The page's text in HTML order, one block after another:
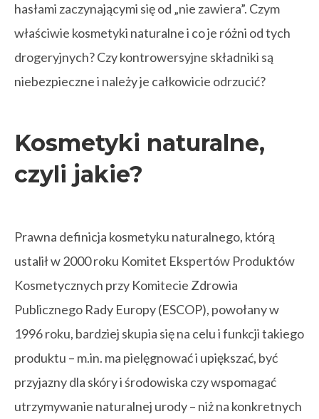
hasłami zaczynającymi się od „nie zawiera”. Czym
właściwie kosmetyki naturalne i co je różni od tych
drogeryjnych? Czy kontrowersyjne składniki są
niebezpieczne i należy je całkowicie odrzucić?
Kosmetyki naturalne,
czyli jakie?
Prawna definicja kosmetyku naturalnego, którą
ustalił w 2000 roku Komitet Ekspertów Produktów
Kosmetycznych przy Komitecie Zdrowia
Publicznego Rady Europy (ESCOP), powołany w
1996 roku, bardziej skupia się na celu i funkcji takiego
produktu – m.in. ma pielęgnować i upiększać, być
przyjazny dla skóry i środowiska czy wspomagać
utrzymywanie naturalnej urody – niż na konkretnych